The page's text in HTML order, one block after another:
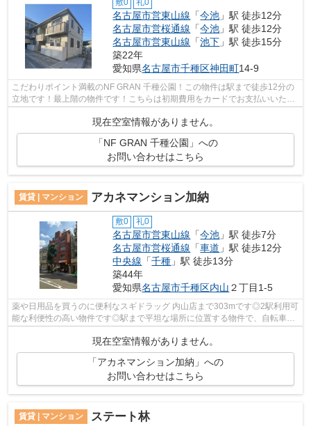
敷0 礼0
名古屋市営東山線 「今池 」駅 徒歩12分
名古屋市営桜通線 「今池 」駅 徒歩12分
名古屋市営東山線 「池下 」駅 徒歩15分
築22年
愛知県名古屋市千種区神田町14-9
こだわりポイント満載のNF GRAN 千種公園！この物件は駅まで徒歩12分の
立地です！最上階の物件です！こちらは初期費用をカードでお支払いいただ
現在空室情報がありません。
「NF GRAN 千種公園」への
お問い合わせはこちら
賃貸 | マンション アカネマンション加納
敷0 礼0
名古屋市営東山線 「今池 」駅 徒歩7分
名古屋市営桜通線 「車道 」駅 徒歩12分
中央線 「千種 」駅 徒歩13分
築44年
愛知県名古屋市千種区内山 ２丁目1-5
薬や日用品を買うのに便利なスギドラッグ 内山店まで303mです◎2駅利用可
能な利便性の高い物件です◎駅まで平坦な場所に位置する物件で、自転車を
現在空室情報がありません。
「アカネマンション加納」への
お問い合わせはこちら
賃貸 | マンション ステート林